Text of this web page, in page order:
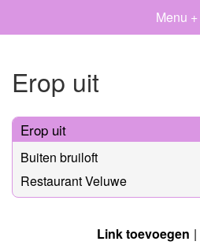
Menu +
Erop uit
Erop uit
Buiten bruiloft
Restaurant Veluwe
Link toevoegen